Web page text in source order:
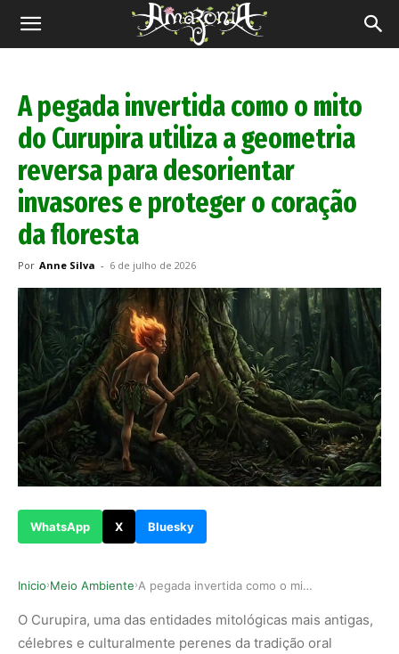
Revista
A pegada invertida como o mito
do Curupira utiliza a geometria
reversa para desorientar
invasores e proteger o coração
da floresta
Por Anne Silva - 6 de julho de 2026
WhatsApp X Bluesky
Inicio›Meio Ambiente› A pegada invertida como o mito do Curupira util…
O Curupira, uma das entidades mitológicas mais antigas,
célebres e culturalmente perenes da tradição oral